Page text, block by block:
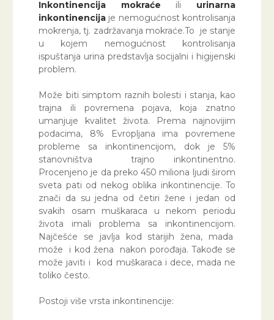
Inkontinencija mokraće ili urinarna
inkontinencija je nemogućnost kontrolisanja
mokrenja, tj. zadržavanja mokraće.To je stanje
u kojem nemogućnost kontrolisanja
ispuštanja urina predstavlja socijalni i higijenski
problem.
Može biti simptom raznih bolesti i stanja, kao
trajna ili povremena pojava, koja znatno
umanjuje kvalitet života. Prema najnovijim
podacima, 8% Evropljana ima povremene
probleme sa inkontinencijom, dok je 5%
stanovništva trajno inkontinentno.
Procenjeno je da preko 450 miliona ljudi širom
sveta pati od nekog oblika inkontinencije. To
znači da su jedna od četiri žene i jedan od
svakih osam muškaraca u nekom periodu
života imali problema sa inkontinencijom.
Najčešće se javlja kod starijih žena, mada
može i kod žena nakon porođaja. Takođe se
može javiti i kod muškaraca i dece, mada ne
toliko često.
Postoji više vrsta inkontinencije: